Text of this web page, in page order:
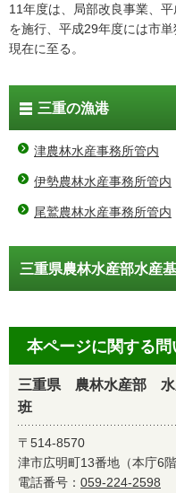
11年度は、局部改良事業、
を施行、平成29年度には市
現在に至る。
三重の漁港
津農林水産事務所管内
伊勢農林水産事務所管内
尾鷲農林水産事務所管内
三重県農林水産部水産
本ページに関する
三重県 農林水産部 水
班
〒514-8570
津市広明町13番地（本庁6階
電話番号： 059-224-2598